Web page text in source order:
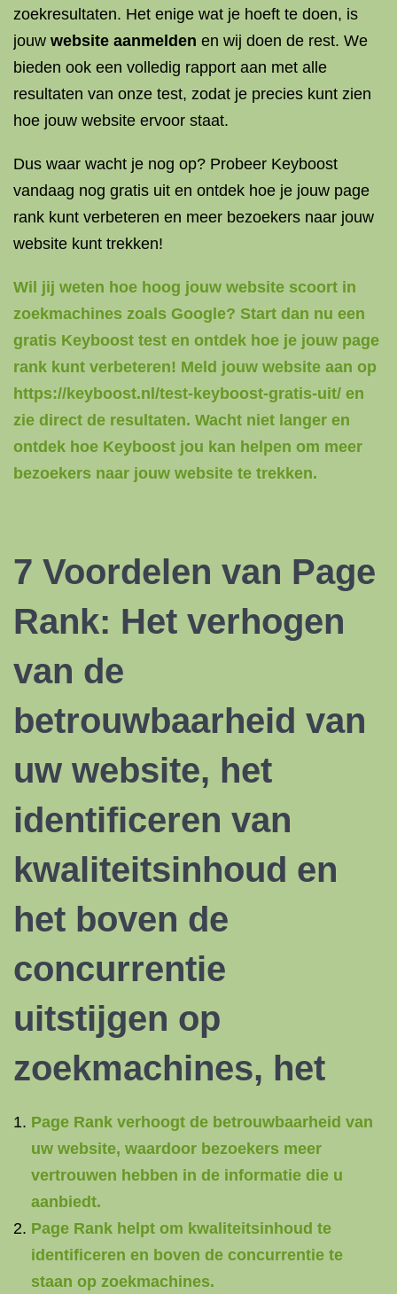
zoekresultaten. Het enige wat je hoeft te doen, is
jouw website aanmelden en wij doen de rest. We
bieden ook een volledig rapport aan met alle
resultaten van onze test, zodat je precies kunt zien
hoe jouw website ervoor staat.
Dus waar wacht je nog op? Probeer Keyboost
vandaag nog gratis uit en ontdek hoe je jouw page
rank kunt verbeteren en meer bezoekers naar jouw
website kunt trekken!
Wil jij weten hoe hoog jouw website scoort in
zoekmachines zoals Google? Start dan nu een
gratis Keyboost test en ontdek hoe je jouw page
rank kunt verbeteren! Meld jouw website aan op
https://keyboost.nl/test-keyboost-gratis-uit/ en
zie direct de resultaten. Wacht niet langer en
ontdek hoe Keyboost jou kan helpen om meer
bezoekers naar jouw website te trekken.
7 Voordelen van Page
Rank: Het verhogen
van de
betrouwbaarheid van
uw website, het
identificeren van
kwaliteitsinhoud en
het boven de
concurrentie
uitstijgen op
zoekmachines, het
Page Rank verhoogt de betrouwbaarheid van
uw website, waardoor bezoekers meer
vertrouwen hebben in de informatie die u
aanbiedt.
Page Rank helpt om kwaliteitsinhoud te
identificeren en boven de concurrentie te
staan op zoekmachines.